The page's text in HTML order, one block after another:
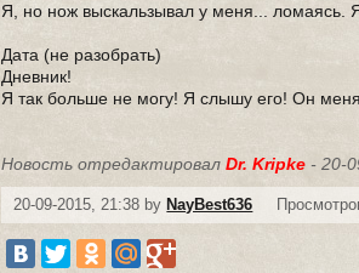
Я, но нож выскальзывал у меня... ломаясь.
Дата (не разобрать)
Дневник!
Я так больше не могу! Я слышу его! Он
Новость отредактировалDr. Kripke - 20-
20-09-2015, 21:38 by NayBest636